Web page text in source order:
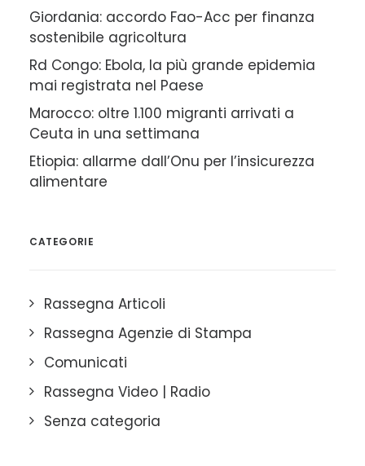
Giordania: accordo Fao-Acc per finanza
sostenibile agricoltura
Rd Congo: Ebola, la più grande epidemia
mai registrata nel Paese
Marocco: oltre 1.100 migranti arrivati a
Ceuta in una settimana
Etiopia: allarme dall’Onu per l’insicurezza
alimentare
CATEGORIE
Rassegna Articoli
Rassegna Agenzie di Stampa
Comunicati
Rassegna Video | Radio
Senza categoria